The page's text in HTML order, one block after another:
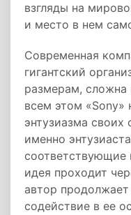
взгляды на
и место в нем
Современная
гигантский
размерам, сложна
всем этом «Sony»
энтузиазма своих
именно
соответствующие
идея проходит
автор продолжает
содействие в ее